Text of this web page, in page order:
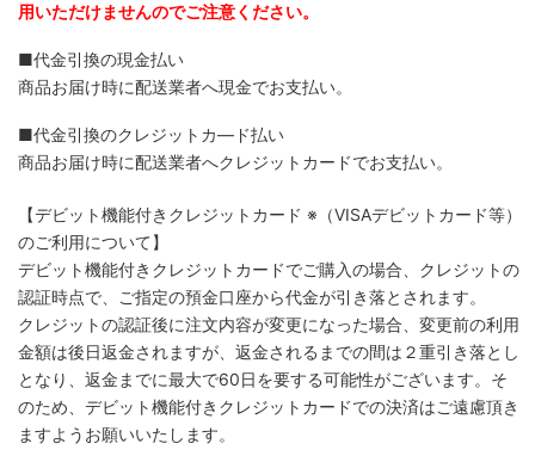
用いただけませんのでご注意ください。
■代金引換の現金払い
商品お届け時に配送業者へ現金でお支払い。
■代金引換のクレジットカ―ド払い
商品お届け時に配送業者へクレジットカードでお支払い。
【デビット機能付きクレジットカード ※（VISAデビットカード等）
のご利用について】
デビット機能付きクレジットカードでご購入の場合、クレジットの
認証時点で、ご指定の預金口座から代金が引き落とされます。
クレジットの認証後に注文内容が変更になった場合、変更前の利用
金額は後日返金されますが、返金されるまでの間は２重引き落とし
となり、返金までに最大で60日を要する可能性がございます。そ
のため、デビット機能付きクレジットカードでの決済はご遠慮頂き
ますようお願いいたします。